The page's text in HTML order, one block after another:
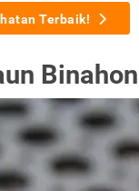
Terbaik!